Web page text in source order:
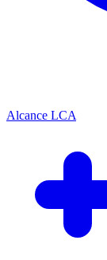
Alcance LCA